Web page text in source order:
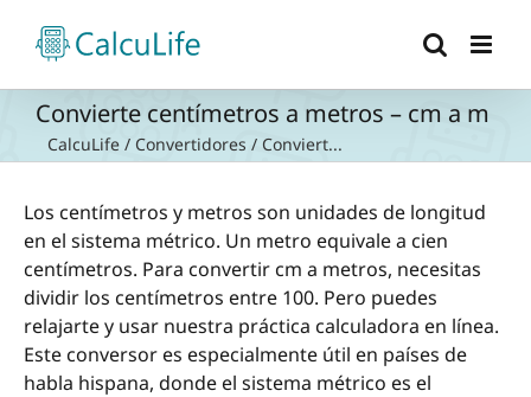
contenido
Convierte centímetros a metros – cm a m
CalcuLife / Convertidores / Conviert...
Los centímetros y metros son unidades de longitud
en el sistema métrico. Un metro equivale a cien
centímetros. Para convertir cm a metros, necesitas
dividir los centímetros entre 100. Pero puedes
relajarte y usar nuestra práctica calculadora en línea.
Este conversor es especialmente útil en países de
habla hispana, donde el sistema métrico es el